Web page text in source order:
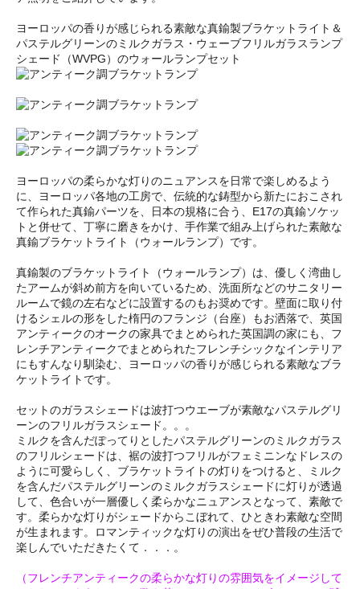
ヨーロッパの香りが感じられる素敵な真鍮製ブラケットライト＆
パステルグリーンのミルクガラス・ウェーブフリルガラスランプ
シェード（WVPG）のウォールランプセット
ヨーロッパの柔らかな灯りのニュアンスを日常で楽しめるよう
に、ヨーロッパ各地の工房で、伝統的な鋳型から新たにおこされ
て作られた真鍮パーツを、日本の規格に合う、E17の真鍮ソケッ
トと併せて、丁寧に磨きをかけ、手作業で組み上げられた素敵な
真鍮ブラケットライト（ウォールランプ）です。
真鍮製のブラケットライト（ウォールランプ）は、優しく湾曲し
たアームが斜め前方を向いているため、洗面所などのサニタリー
ルームで鏡の左右などに設置するのもお奨めです。壁面に取り付
けるシェルの形をした楕円のフランジ（台座）もお洒落で、英国
アンティークのオークの家具でまとめられた英国調の家にも、フ
レンチアンティークでまとめられたフレンチシックなインテリア
にもすんなり馴染む、ヨーロッパの香りが感じられる素敵なブラ
ケットライトです。
セットのガラスシェードは波打つウエーブが素敵なパステルグリ
ーンのフリルガラスシェード。。。
ミルクを含んだぽってりとしたパステルグリーンのミルクガラス
のフリルシェードは、裾の波打つフリルがフェミニンなドレスの
ように可愛らしく、ブラケットライトの灯りをつけると、ミルク
を含んだパステルグリーンのミルクガラスシェードに灯りが透過
して、色合いが一層優しく柔らかなニュアンスとなって、素敵で
す。柔らかな灯りがシェードからこぼれて、ひときわ素敵な空間
が生まれます。ロマンティックな灯りの演出をぜひ普段の生活で
楽しんでいただきたくて．．．。
（フレンチアンティークの柔らかな灯りの雰囲気をイメージして